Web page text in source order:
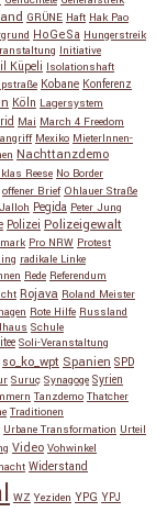
GRÜNE Haft Hak Pao
HoGeSa Hungerstreik
Initiative
Küpeli Isolationshaft
Kobane Konferenz
Köln Lagersystem
Mai March 4 Freedom
Mexiko MieterInnen-
Nachttanzdemo
Reese No Border
offener Brief Ohlauer Straße
Pegida Peter Jung
Polizei Polizeigewalt
Pro NRW Protest
radikale Linke
Rede Referendum
Rojava Roland Meister
Rote Hilfe Russland
Schule
Soli-Veranstaltung
so_ko_wpt Spanien SPD
Suruç Synagoge Syrien
Tanzdemo Thatcher
Traditionen
Urbane Transformation Urteil
Video Vohwinkel
Widerstand
WZ Yeziden YPG YPJ